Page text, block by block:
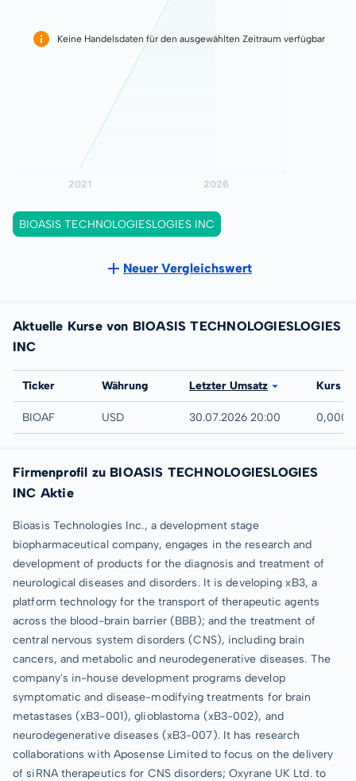
Keine Handelsdaten für den ausgewählten Zeitraum verfügbar
BIOASIS TECHNOLOGIESLOGIES INC
Neuer Vergleichswert
Aktuelle Kurse von BIOASIS TECHNOLOGIESLOGIES
INC
Börse
Ticker Währung Letzter Umsatz Kurs
UTC
BIOAF USD 30.07.2026 20:00 0,0001
Firmenprofil zu BIOASIS TECHNOLOGIESLOGIES
INC Aktie
Bioasis Technologies Inc., a development stage
biopharmaceutical company, engages in the research and
development of products for the diagnosis and treatment of
neurological diseases and disorders. It is developing xB3, a
platform technology for the transport of therapeutic agents
across the blood-brain barrier (BBB); and the treatment of
central nervous system disorders (CNS), including brain
cancers, and metabolic and neurodegenerative diseases. The
company's in-house development programs develop
symptomatic and disease-modifying treatments for brain
metastases (xB3-001), glioblastoma (xB3-002), and
neurodegenerative diseases (xB3-007). It has research
collaborations with Aposense Limited to focus on the delivery
of siRNA therapeutics for CNS disorders; Oxyrane UK Ltd. to